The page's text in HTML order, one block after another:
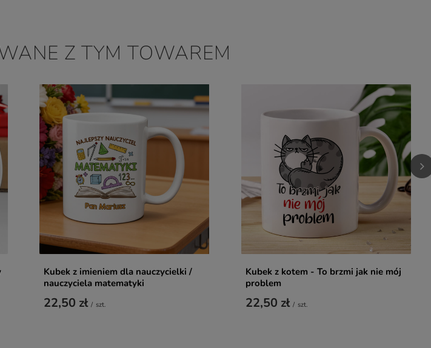
Z TYM TOWAREM
Kubek z imieniem dla nauczycielki /
nauczyciela matematyki
22,50 zł / szt.
Kubek z kotem - To brzmi jak nie mój
problem
22,50 zł / szt.